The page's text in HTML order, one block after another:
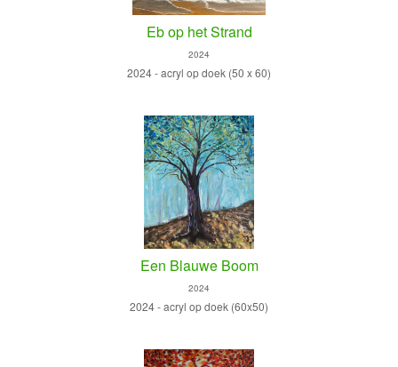
Eb op het Strand
2024
2024 - acryl op doek (50 x 60)
Een Blauwe Boom
2024
2024 - acryl op doek (60x50)